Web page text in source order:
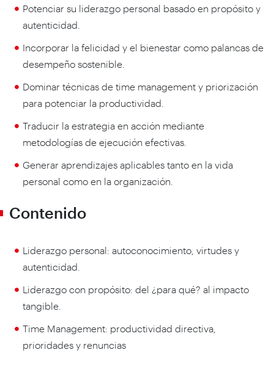
Potenciar su liderazgo personal basado en propósito y
autenticidad.
Incorporar la felicidad y el bienestar como palancas de
desempeño sostenible.
Dominar técnicas de time management y priorización
para potenciar la productividad.
Traducir la estrategia en acción mediante
metodologías de ejecución efectivas.
Generar aprendizajes aplicables tanto en la vida
personal como en la organización.
Contenido
Liderazgo personal: autoconocimiento, virtudes y
autenticidad.
Liderazgo con propósito: del ¿para qué? al impacto
tangible.
Time Management: productividad directiva,
prioridades y renuncias